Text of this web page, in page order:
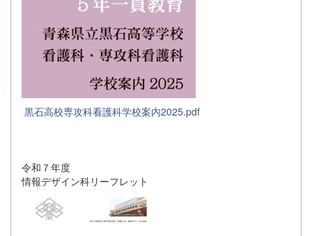
黒石高校専攻科看護科学校案内2025.pdf
令和７年度
情報デザイン科リーフレット